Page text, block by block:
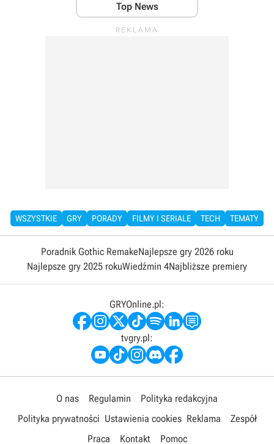
Top News
WSZYSTKIE GRY PORADY FILMY I SERIALE TECH TEMATY
Poradnik Gothic RemakeNajlepsze gry 2026 roku
Najlepsze gry 2025 rokuWiedźmin 4Najbliższe premiery
GRYOnline.pl:
tvgry.pl:
O nas Regulamin
Polityka redakcyjna
Polityka prywatności Ustawienia cookies Reklama
Zespół
Praca
Kontakt Pomoc